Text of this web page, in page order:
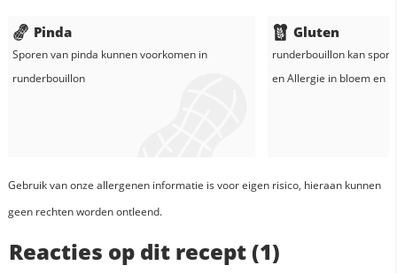
Pinda
Sporen van pinda kunnen voorkomen in
runderbouillon
Gluten
runderbouillonkan
enAllergie in bloemen
Gebruik van onze allergenen informatie is voor eigen risico, hieraan kunnen
geen rechten worden ontleend.
Reacties op dit recept (1)